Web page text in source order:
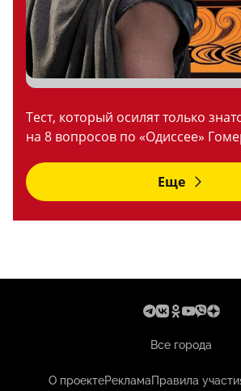
Тест, который осилят только
на 8 вопросов по «Одиссее»
Еще
Все города
О проектеРекламаПравила